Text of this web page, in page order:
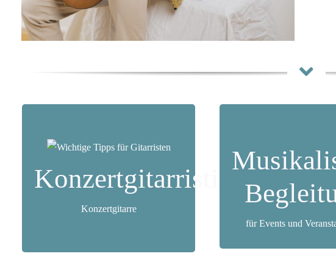
Konzertgitarristin
Konzertgitarre
Umgebung, im
Ausland
für Events und
In- und